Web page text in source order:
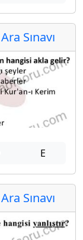
Sınavı
E
Sınavı